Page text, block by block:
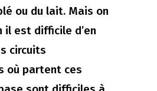
ou du lait. Mais on
il est difficile d’en
circuits
où partent ces